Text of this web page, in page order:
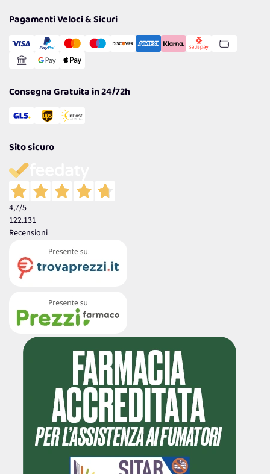
Cookie Policy
Gestisci Cookie
Reso Facile e Veloce
Pagamenti Veloci & Sicuri
Consegna Gratuita in 24/72h
Sito sicuro
4,7/5
122.131
Recensioni